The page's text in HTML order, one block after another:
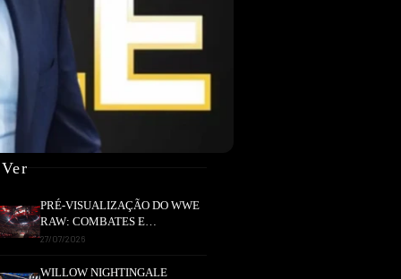
PRÉ-VISUALIZAÇÃO DO WWE
RAW: COMBATES E
SEGMENTOS A NÃO PERDER
27/07/2026
WILLOW NIGHTINGALE